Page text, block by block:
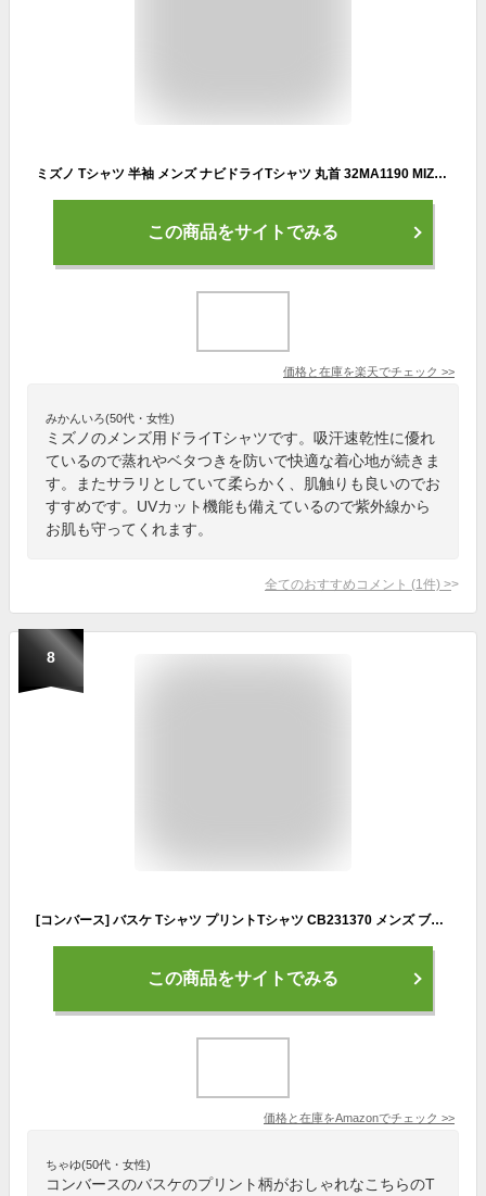
ミズノ Tシャツ 半袖 メンズ ナビドライTシャツ 丸首 32MA1190 MIZUNO
この商品をサイトでみる
価格と在庫を楽天でチェック >>
みかんいろ(50代・女性)
ミズノのメンズ用ドライTシャツです。吸汗速乾性に優れ
ているので蒸れやベタつきを防いで快適な着心地が続きま
す。またサラリとしていて柔らかく、肌触りも良いのでお
すすめです。UVカット機能も備えているので紫外線から
お肌も守ってくれます。
全てのおすすめコメント (1 件) >
8
[コンバース] バスケ Tシャツ プリントTシャツ CB231370 メンズ ブラック/ホワイト L
この商品をサイトでみる
価格と在庫をAmazonでチェック >>
ちゃゆ(50代・女性)
コンバースのバスケのプリント柄がおしゃれなこちらのT